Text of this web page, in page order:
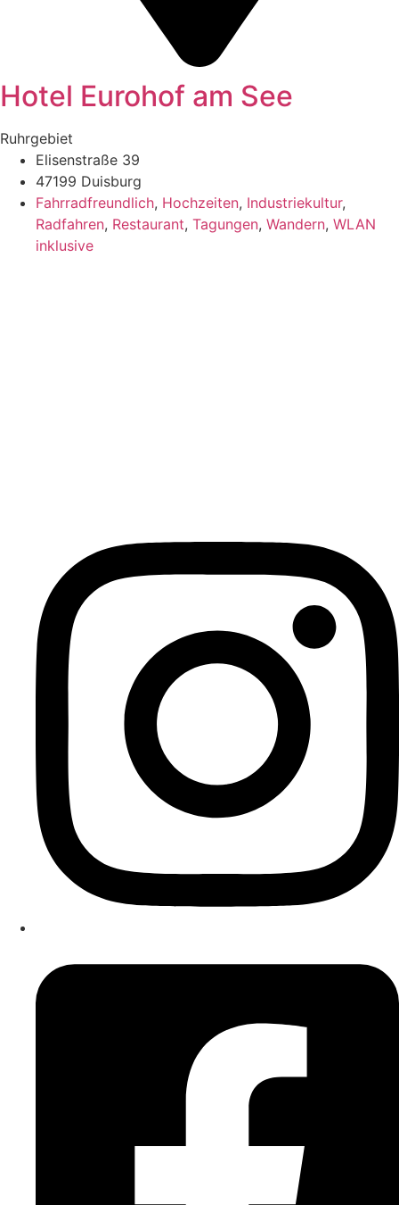
Hotel Eurohof am See
Ruhrgebiet
Elisenstraße 39
47199 Duisburg
Fahrradfreundlich, Hochzeiten, Industriekultur,
Radfahren, Restaurant, Tagungen, Wandern, WLAN
inklusive